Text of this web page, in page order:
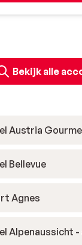
Bekijk alle
Austria
Bellevue
Agnes
Alpenaussicht